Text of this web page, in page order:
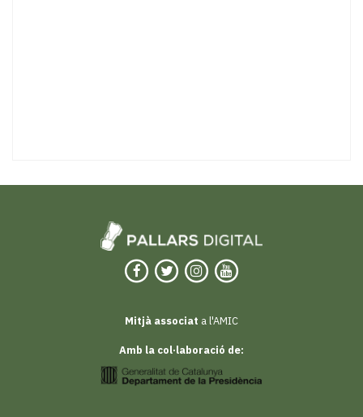
Mitjà associat a l'AMIC
Amb la col·laboració de: